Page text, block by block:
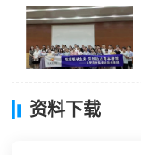
资料下载